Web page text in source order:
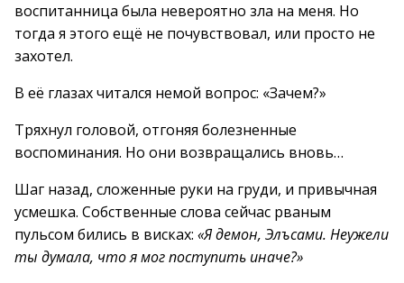
воспитанница была невероятно зла на меня. Но
тогда я этого ещё не почувствовал, или просто не
захотел.
В её глазах читался немой вопрос: «Зачем?»
Тряхнул головой, отгоняя болезненные
воспоминания. Но они возвращались вновь…
Шаг назад, сложенные руки на груди, и привычная
усмешка. Собственные слова сейчас рваным
пульсом бились в висках: «Я демон, Элъсами. Неужели
ты думала, что я мог поступить иначе?»